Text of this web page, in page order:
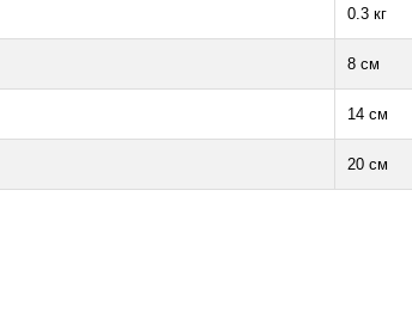
0.3 кг
8 см
14 см
20 см